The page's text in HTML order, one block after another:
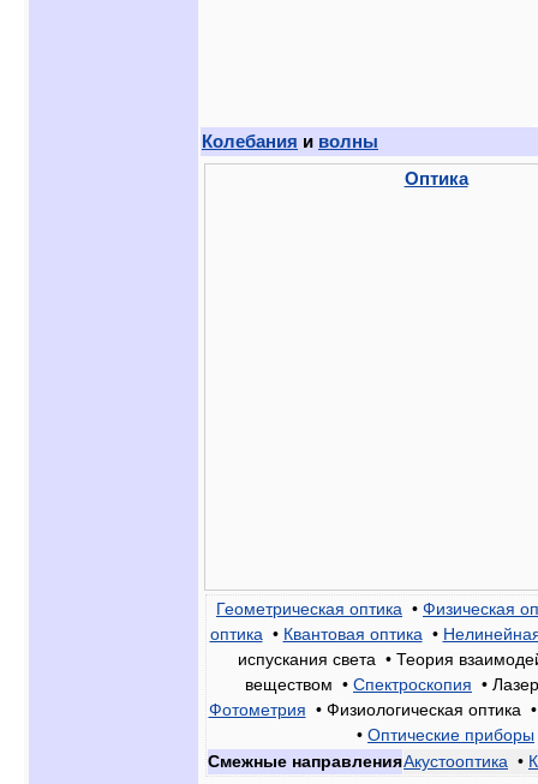
Колебания и волны
Оптика
Геометрическая оптика • Физическая
оптика • Квантовая оптика •
испускания света • Теория
веществом • Спектроскопия •
Фотометрия • Физиологическая оптика
• Оптические приборы
Смежные направленияАкустооптика •